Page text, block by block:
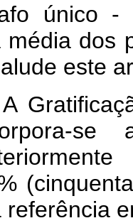
- O
média dos
este